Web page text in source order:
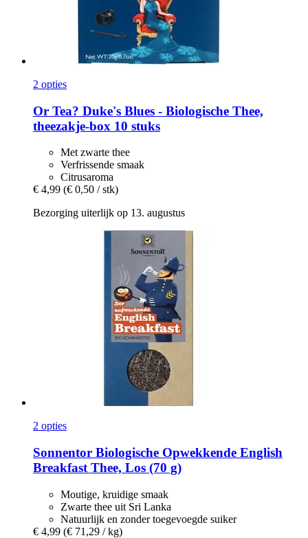
2 opties
Or Tea? Duke's Blues -​ Biologische Thee,
theezakje-​box 10 stuks
Met zwarte thee
Verfrissende smaak
Citrusaroma
€ 4,99 (€ 0,50 / stk)
Bezorging uiterlijk op 13. augustus
2 opties
Sonnentor Biologische Opwekkende English
Breakfast Thee, Los (70 g)
Moutige, kruidige smaak
Zwarte thee uit Sri Lanka
Natuurlijk en zonder toegevoegde suiker
€ 4,99 (€ 71,29 / kg)